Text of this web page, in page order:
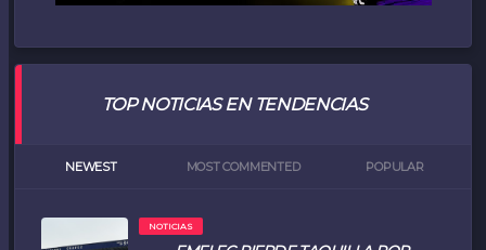
TOP NOTICIAS EN TENDENCIAS
NEWEST MOST COMMENTED POPULAR
NOTICIAS